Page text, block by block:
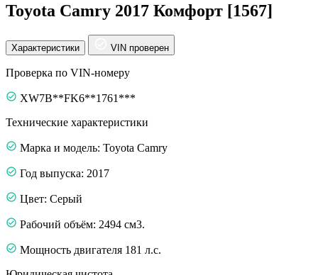
Toyota Camry 2017 Комфорт [1567]
Характеристики VIN проверен
Проверка по VIN-номеру
XW7B**FK6**1761***
Технические характеристики
Марка и модель: Toyota Camry
Год выпуска: 2017
Цвет: Серый
Рабочий объём: 2494 см3.
Мощность двигателя 181 л.с.